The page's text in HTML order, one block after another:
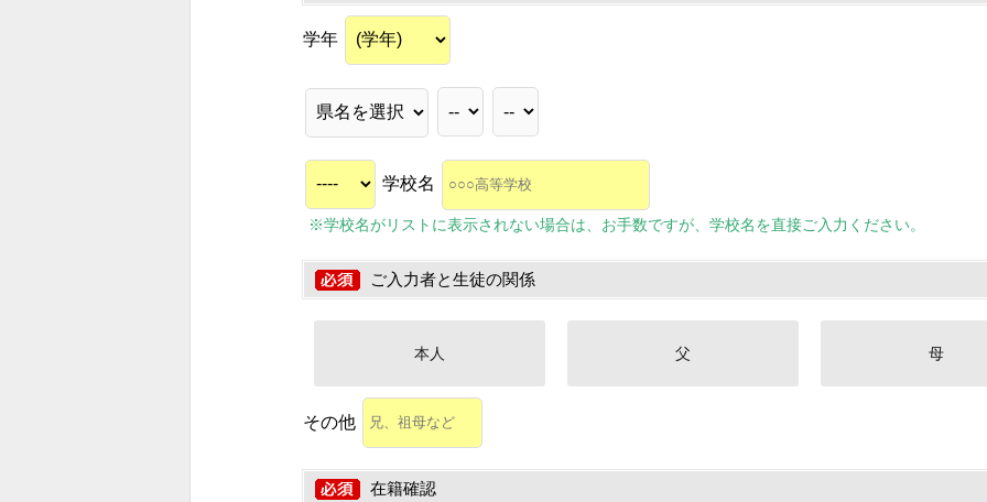
学年
学校名
※学校名がリストに表示されない場合は、お手数ですが、学校名を直接ご入力ください。
ご入力者と生徒の関係
本人 父 母
その他
在籍確認